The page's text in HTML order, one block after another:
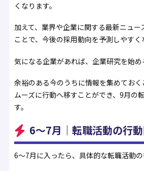
くなります。
加えて、業界や企業に関する最新ニュー
ことで、今後の採用動向を予測しやすく
気になる企業があれば、企業研究を始め
余裕のある今のうちに情報を集めてお
ムーズに行動へ移すことができ、9月の
す。
6〜7月｜転職活動の行
6〜7月に入ったら、具体的な転職活動の